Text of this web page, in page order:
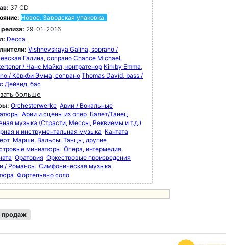
37 CD
Новое. Заводская упаковка.
29-01-2016
Decca
Vishnevskaya Galina, soprano /
Галина, сопрано Chance Michael,
/ Чанс Майкл, контратенор Kirkby Emma,
/ Кёркби Эмма, сопрано Thomas David, bass /
Дейвид, бас
больше
Orchesterwerke Арии / Вокальные
Арии и сцены из опер Балет/Танец
музыка (Страсти, Мессы, Реквиемы и т.д.)
и инструментальная музыка Кантата
Марши, Вальсы, Танцы, другие
миниатюры Опера, интермедия,
Оратория Оркестровые произведения
/ Романсы Симфоническая музыка
Фортепьяно соло
продаж